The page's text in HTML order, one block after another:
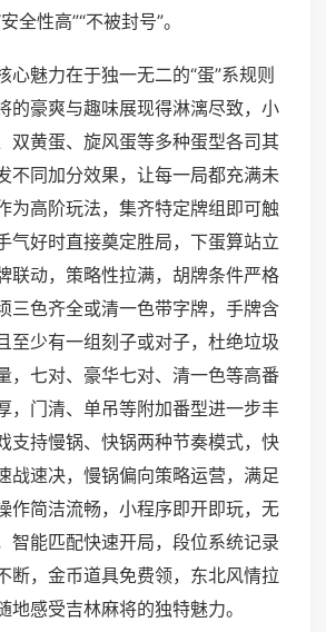
全性高”“不被封号”。
心魅力在于独一无二的“蛋”系规则
的豪爽与趣味展现得淋漓尽致，小
双黄蛋、旋风蛋等多种蛋型各司其
不同加分效果，让每一局都充满未
为高阶玩法，集齐特定牌组即可触
气好时直接奠定胜局，下蛋算站立
联动，策略性拉满，胡牌条件严格
三色齐全或清一色带字牌，手牌含
至少有一组刻子或对子，杜绝垃圾
，七对、豪华七对、清一色等高番
，门清、单吊等附加番型进一步丰
支持慢锅、快锅两种节奏模式，快
战速决，慢锅偏向策略运营，满足
作简洁流畅，小程序即开即玩，无
智能匹配快速开局，段位系统记录
断，金币道具免费领，东北风情拉
地感受吉林麻将的独特魅力。